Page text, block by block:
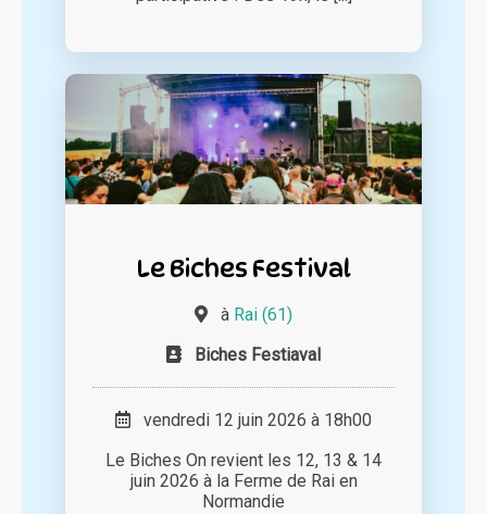
Le Biches Festival
à Rai (61)
Biches Festiaval
vendredi 12 juin 2026 à 18h00
Le Biches On revient les 12, 13 & 14
juin 2026 à la Ferme de Rai en
Normandie